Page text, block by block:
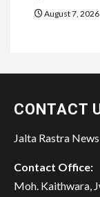
August 7, 2026
CONTACT
Jalta Rastra News
Contact Office:
Moh. Kaithwara,